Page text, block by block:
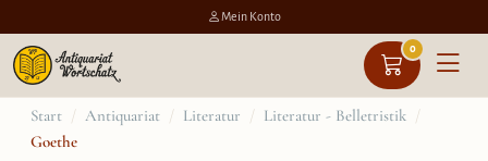
Mein Konto
0
Zum
Inhalt
Start / Antiquariat / Literatur / Literatur - Belletristik /
Goethe